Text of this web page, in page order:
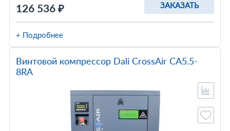
126 536 ₽ ЗАКАЗАТЬ
+ Подробнее
Винтовой компрессор Dali CrossAir CA5.5-
8RA